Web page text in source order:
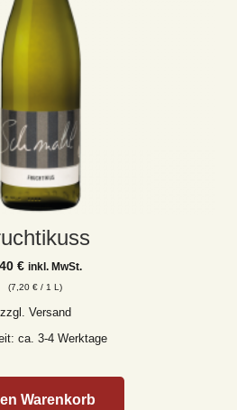
€ inkl. MwSt.
(7,20 € / 1 L)
zzgl. Versand
ca. 3-4 Werktage
Warenkorb